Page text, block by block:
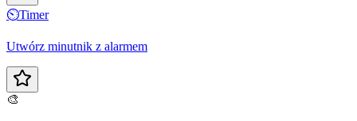
⏲️Timer
Utwórz minutnik z alarmem
🎨